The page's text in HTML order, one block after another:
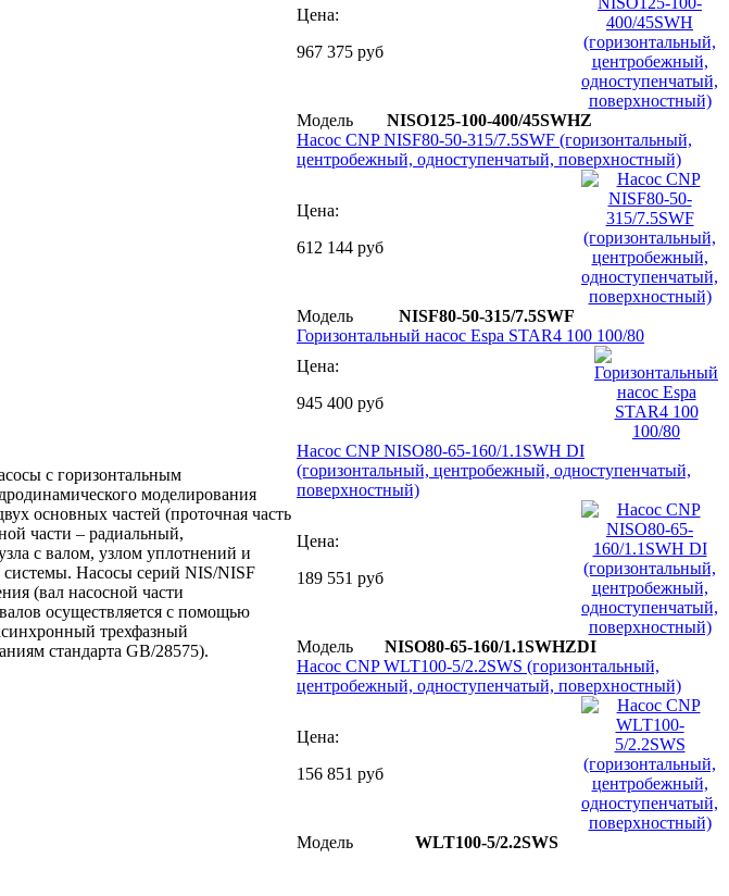
с горизонтальным
моделирования
основных частей (проточная часть
части – радиальный,
с валом, узлом уплотнений и
системы. Насосы серий NIS/NISF
(вал насосной части
осуществляется с помощью
трехфазный
стандарта GB/28575).
Цена:
967 375 руб
Модель
NISO125-100-400/45SWHZ
Насос CNP NISF80-50-315/7.5SWF (горизонтальный,
центробежный, одноступенчатый, поверхностный)
Цена:
612 144 руб
Модель
NISF80-50-315/7.5SWF
Горизонтальный насос Espa STAR4 100 100/80
Цена:
945 400 руб
Насос CNP NISO80-65-160/1.1SWH DI
(горизонтальный, центробежный, одноступенчатый,
поверхностный)
Цена:
189 551 руб
Модель
NISO80-65-160/1.1SWHZDI
Насос CNP WLT100-5/2.2SWS (горизонтальный,
центробежный, одноступенчатый, поверхностный)
Цена:
156 851 руб
Модель WLT100-5/2.2SWS